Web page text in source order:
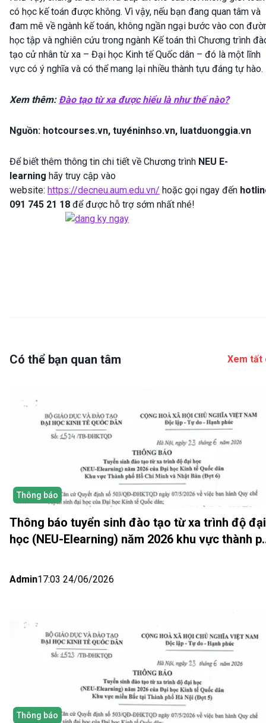
có học kế toán được không. Vì vậy, nếu bạn đang quan tâm và
đam mê về ngành kế toán, không ngần ngại bước vào con
học tập và nghiên cứu trong ngành Kế toán thì Chương trình
tạo cử nhân từ xa – Đại học Kinh tế Quốc dân – đó là một lĩnh
vực có ý nghĩa và có thể mang lại nhiều thành tựu đáng tự hào.
Xem thêm: Đào tạo từ xa được hiểu là như thế nào?
Nguồn: hotcourses.vn, tuyéninhso.vn, luatduonggia.vn
Để biết thêm thông tin chi tiết về Chương trình NEU E-
learning hãy truy cập vào
website: https://decneu.aum.edu.vn/ hoặc gọi ngay đến
091 745 21 18 để được hỗ trợ sớm nhất nhé!
Có thể bạn quan tâm Xem tất
Thông báo
Thông báo tuyển sinh đào tạo từ xa trình độ đại
học (NEU-Elearning) năm 2026 khu vực thành
Admin17:03 24/06/2026
Thông báo